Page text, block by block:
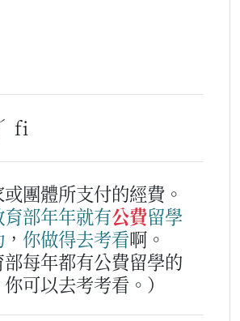
ˊ fi
團體所支付的經費。
部年年就有公費留學
， 你做得去考看啊。
部每年都有公費留學的
可以去考考看。）